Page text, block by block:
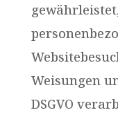
Weisungen
DSGVO